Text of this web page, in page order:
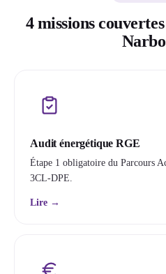
4 missions
Audit énergétique RGE
Étape 1 obligatoire du Parcours
3CL-DPE.
Lire →